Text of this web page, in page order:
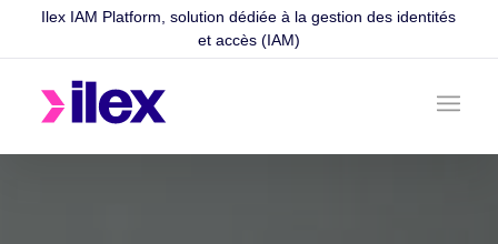
Ilex IAM Platform, solution dédiée à la gestion des identités
et accès (IAM)